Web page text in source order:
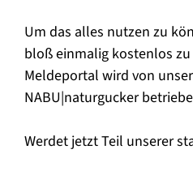
Um das alles nutzen zu
bloß einmalig kostenlos zu
Meldeportal wird von
NABU|naturgucker
Werdet jetzt Teil unserer